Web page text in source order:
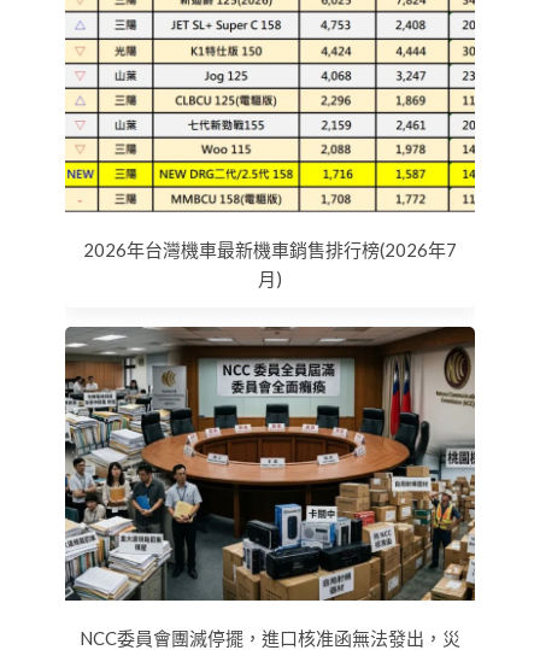
2026年台灣機車最新機車銷售排行榜(2026年7
月)
NCC委員會團滅停擺，進口核准函無法發出，災